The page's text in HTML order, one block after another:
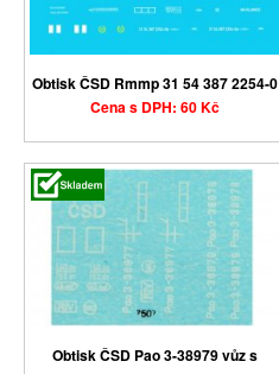
Obtisk ČSD Rmmp 31 54 387 2254-0
Cena s DPH: 60 Kč
Obtisk ČSD Pao 3-38979 vůz s